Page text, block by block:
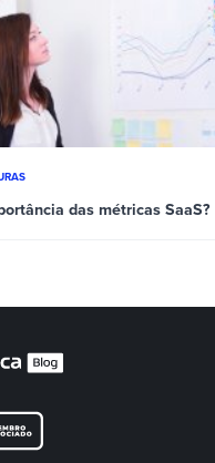
das métricas SaaS?